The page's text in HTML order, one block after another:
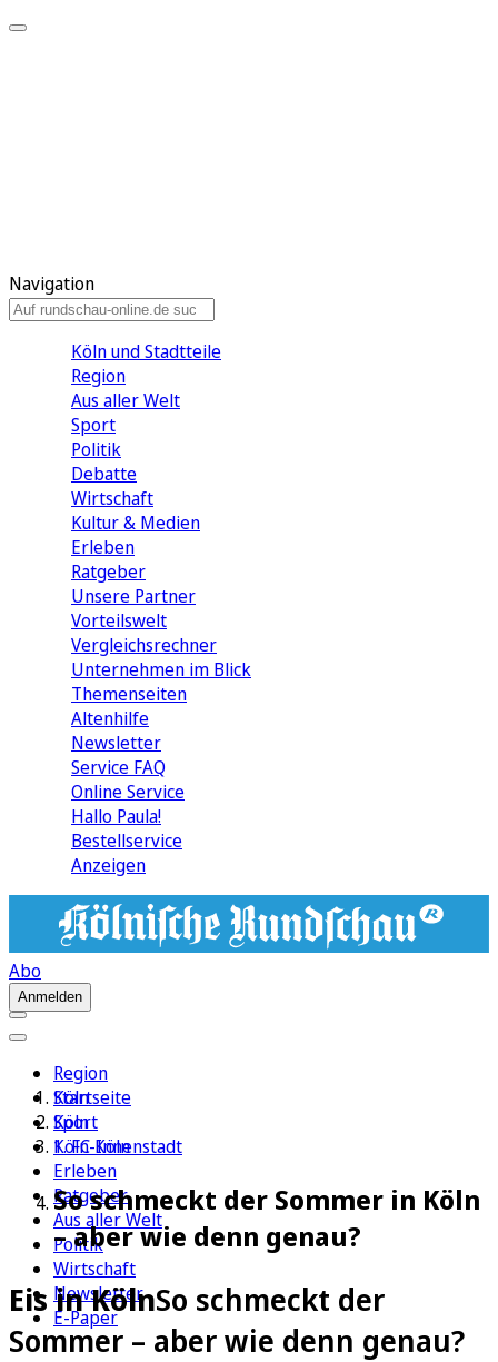
Navigation
Köln und Stadtteile
Region
Aus aller Welt
Sport
Politik
Debatte
Wirtschaft
Kultur & Medien
Erleben
Ratgeber
Unsere Partner
Vorteilswelt
Vergleichsrechner
Unternehmen im Blick
Themenseiten
Altenhilfe
Newsletter
Service FAQ
Online Service
Hallo Paula!
Bestellservice
Anzeigen
Abo
Anmelden
Region
Köln
Sport
1. FC Köln
Erleben
Ratgeber
Aus aller Welt
Politik
Wirtschaft
Newsletter
E-Paper
Startseite
Köln
Köln-Innenstadt
So schmeckt der Sommer in Köln
– aber wie denn genau?
Eis in KölnSo schmeckt der
Sommer – aber wie denn genau?